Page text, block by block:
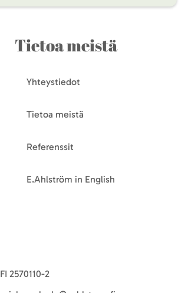
Tietoa meistä
Yhteystiedot
Tietoa meistä
Referenssit
E.Ahlström in English
FI 2570110-2